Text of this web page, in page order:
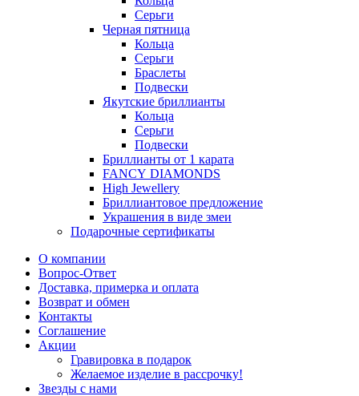
Серьги
Черная пятница
Кольца
Серьги
Браслеты
Подвески
Якутские бриллианты
Кольца
Серьги
Подвески
Бриллианты от 1 карата
FANCY DIAMONDS
High Jewellery
Бриллиантовое предложение
Украшения в виде змеи
Подарочные сертификаты
О компании
Вопрос-Ответ
Доставка, примерка и оплата
Возврат и обмен
Контакты
Соглашение
Акции
Гравировка в подарок
Желаемое изделие в рассрочку!
Звезды с нами